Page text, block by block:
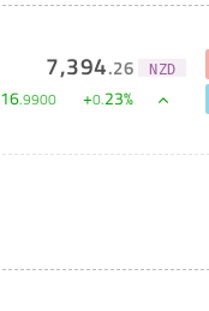
7,394.26 NZD
16.9900 +0.23%